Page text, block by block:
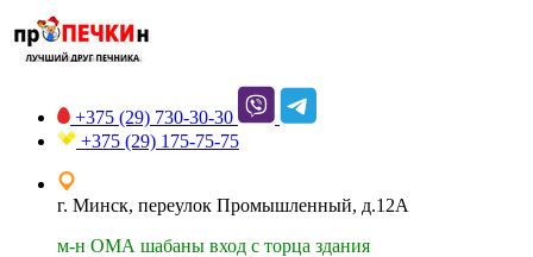
+375 (29) 730-30-30
+375 (29) 175-75-75
г. Минск, переулок Промышленный, д.12А
м-н ОМА шабаны вход с торца здания